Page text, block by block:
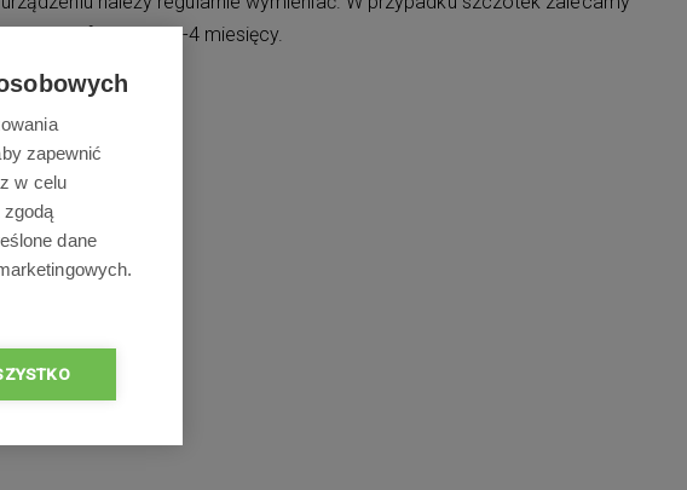
filtrów od 3-4 miesięcy.
zapewnić
w celu
zgodą
dane